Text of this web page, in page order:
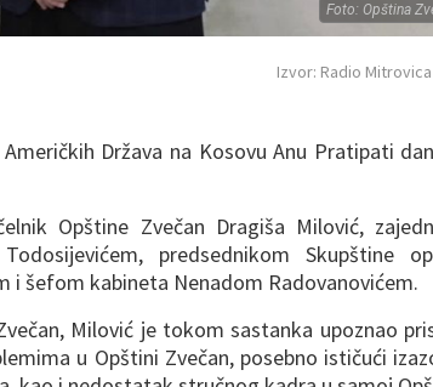
Foto: Opština
Izvor: Radio
Država na Kosovu Anu Pratipati
Opštine Zvečan Dragiša Milović,
predsednikom Skupštine
i šefom kabineta Nenadom Radovanovićem.
Milović je tokom sastanka upoznao
u Opštini Zvečan, posebno ističući